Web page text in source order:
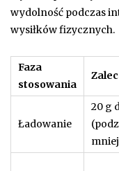
wydolność podczas
wysiłków fizycznych.
Faza
stosowania
Ładowanie
20 g